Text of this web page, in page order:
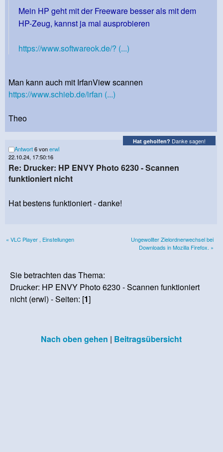
Mein HP geht mit der Freeware besser als mit dem
HP-Zeug, kannst ja mal ausprobieren
https://www.softwareok.de/? (...)
Man kann auch mit IrfanView scannen
https://www.schieb.de/irfan (...)
Theo
Hat geholfen? Danke sagen!
Antwort6 vonerwl
22.10.24, 17:50:16
Re: Drucker: HP ENVY Photo 6230 - Scannen
funktioniert nicht
Hat bestens funktioniert - danke!
« VLC Player , Einstellungen
Ungewollter Zielordnerwechsel bei
Downloads in Mozilla Firefox. »
Sie betrachten das Thema:
Drucker: HP ENVY Photo 6230 - Scannen funktioniert
nicht (erwl) - Seiten: [1]
Nach oben gehen | Beitragsübersicht